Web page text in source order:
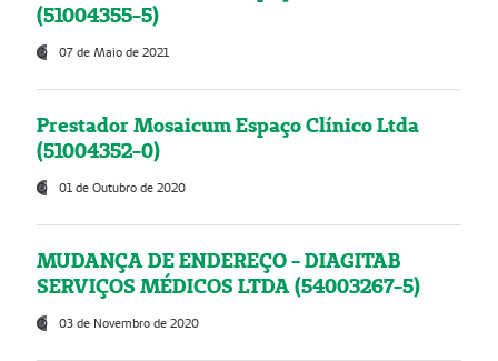
(51004355-5)
07 de Maio de 2021
Prestador Mosaicum Espaço Clínico Ltda
(51004352-0)
01 de Outubro de 2020
MUDANÇA DE ENDEREÇO - DIAGITAB
SERVIÇOS MÉDICOS LTDA (54003267-5)
03 de Novembro de 2020